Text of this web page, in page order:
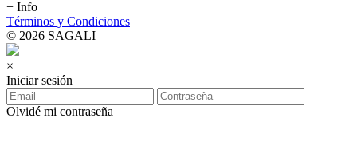
+ Info
Términos y Condiciones
© 2026 SAGALI
×
Iniciar sesión
Olvidé mi contraseña